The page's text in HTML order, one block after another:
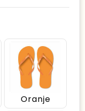
Oranje